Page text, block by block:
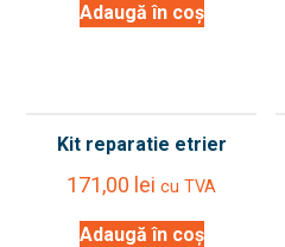
Adaugă în coș
Kit reparatie etrier
171,00 lei cu TVA
Adaugă în coș